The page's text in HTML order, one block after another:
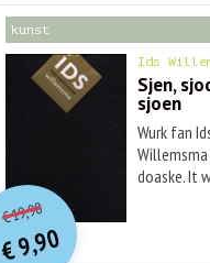
kunst
Ids
Sjen,
sjoen
Wurk fan
Willemsma
doaske. It
€19,90O
orspr
onkelijke
prijs
was:
€9,90
Huidige
prijs
is: